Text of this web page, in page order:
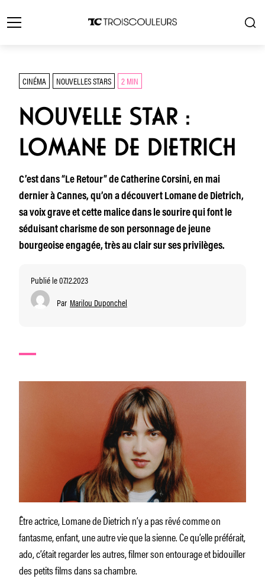
CINÉMA NOUVELLES STARS 2 MIN
NOUVELLE STAR :
LOMANE DE DIETRICH
C’est dans “Le Retour” de Catherine Corsini, en mai
dernier à Cannes, qu’on a découvert Lomane de Dietrich,
sa voix grave et cette malice dans le sourire qui font le
séduisant charisme de son personnage de jeune
bourgeoise engagée, très au clair sur ses privilèges.
Publié le 07.12.2023
Par Marilou Duponchel
Être actrice, Lomane de Dietrich n’y a pas rêvé comme on
fantasme, enfant, une autre vie que la sienne. Ce qu’elle préférait,
ado, c’était regarder les autres, filmer son entourage et bidouiller
des petits films dans sa chambre.